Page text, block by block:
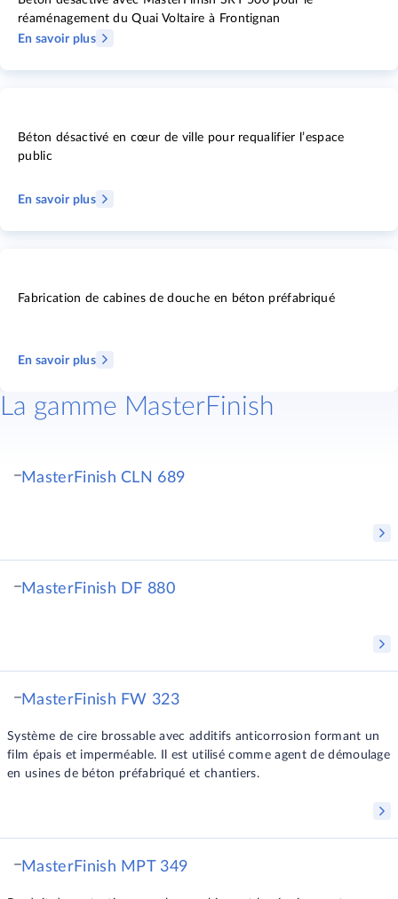
réaménagement du Quai Voltaire à Frontignan
En savoir plus
Béton désactivé en cœur de ville pour requalifier l’espace
public
En savoir plus
Fabrication de cabines de douche en béton préfabriqué
En savoir plus
La gamme MasterFinish
MasterFinish CLN 689
MasterFinish DF 880
MasterFinish FW 323
Système de cire brossable avec additifs anticorrosion formant un
film épais et imperméable. Il est utilisé comme agent de démoulage
en usines de béton préfabriqué et chantiers.
MasterFinish MPT 349